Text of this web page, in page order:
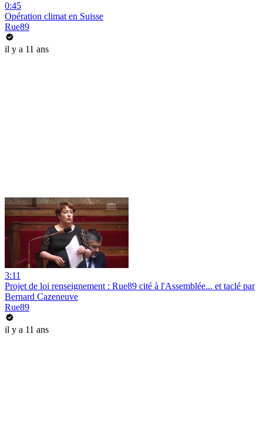
0:45
Opération climat en Suisse
Rue89
il y a 11 ans
3:11
Projet de loi renseignement : Rue89 cité à l'Assemblée... et taclé par
Bernard Cazeneuve
Rue89
il y a 11 ans